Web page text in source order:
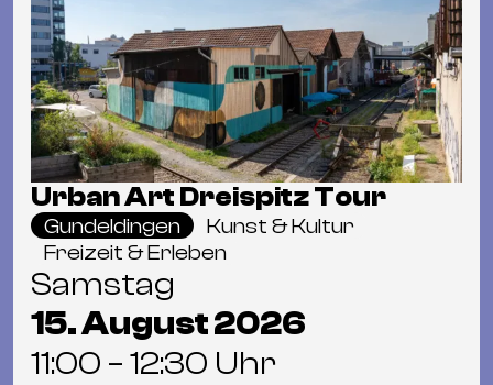
Urban Art Dreispitz Tour
Gundeldingen
Kunst & Kultur
Freizeit & Erleben
Samstag
15. August 2026
11:00 – 12:30 Uhr